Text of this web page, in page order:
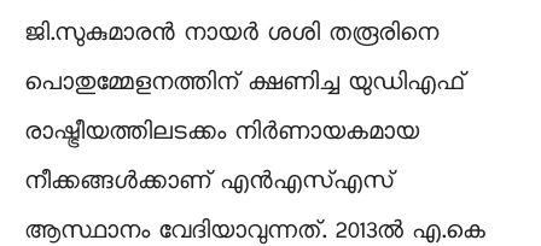
ജി.സുകുമാരന്‍ നായര്‍ ശശി തരൂരിനെ
പൊതുമ്മേളനത്തിന് ക്ഷണിച്ച യുഡിഎഫ്
രാഷ്ട്രീയത്തിലടക്കം നിർണായകമായ
നീക്കങ്ങൾക്കാണ് എൻഎസ്എസ്
ആസ്ഥാനം വേദിയാവുന്നത്. 2013ല്‍ എ.കെ